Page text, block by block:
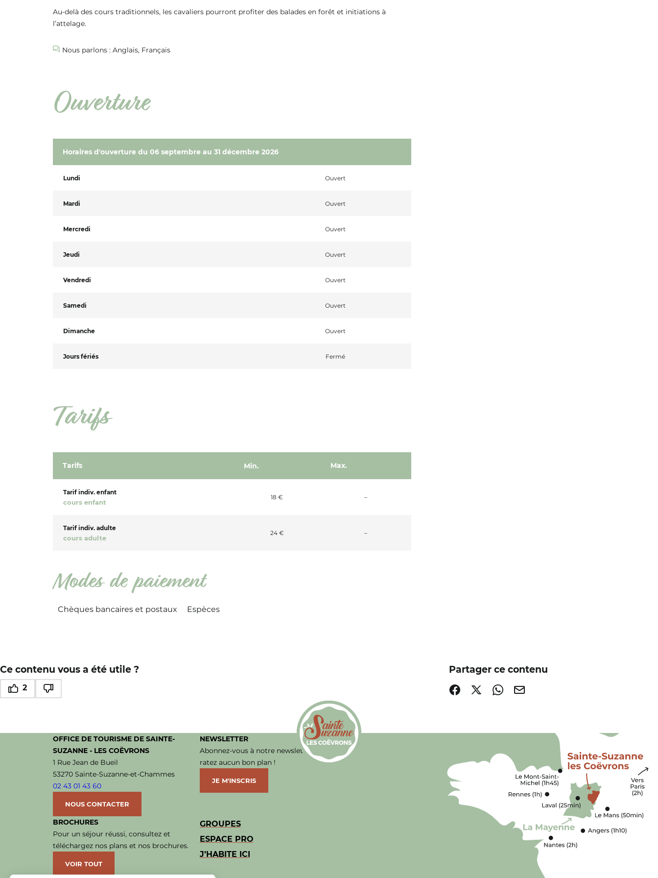
Au-delà des cours traditionnels, les cavaliers pourront profiter des balades en forêt et initiations à
l’attelage.
Nous parlons : Anglais, Français
Ouverture
Horaires d'ouverture du 06 septembre au 31 décembre 2026
Lundi Ouvert
Mardi Ouvert
Mercredi Ouvert
Jeudi Ouvert
Vendredi Ouvert
Samedi Ouvert
Dimanche Ouvert
Jours fériés Fermé
Tarifs
Tarifs Min. Max.
Tarif indiv. enfant
cours enfant
18 € –Non communiqué
Tarif indiv. adulte
cours adulte
24 € –Non communiqué
Modes de paiement
Chèques bancaires et postaux Espèces
Ce contenu vous a été utile ?
2
Partager ce contenu
Partager sur Facebook (nouvelle fenêtre)
Partager sur X / Twitter (nouvelle fenêtre)
Partager sur WhatsApp
Partager par mail
Office de Tourisme de Sainte-Suzanne les Coëvrons
OFFICE DE TOURISME DE SAINTE-
SUZANNE - LES COËVRONS
1 Rue Jean de Bueil
53270 Sainte-Suzanne-et-Chammes
02 43 01 43 60
NOUS CONTACTER
NEWSLETTER
Abonnez-vous à notre newsletter et ne
ratez aucun bon plan !
JE M'INSCRIS
BROCHURES
Pour un séjour réussi, consultez et
téléchargez nos plans et nos brochures.
VOIR TOUT
GROUPES
ESPACE PRO
J’HABITE ICI